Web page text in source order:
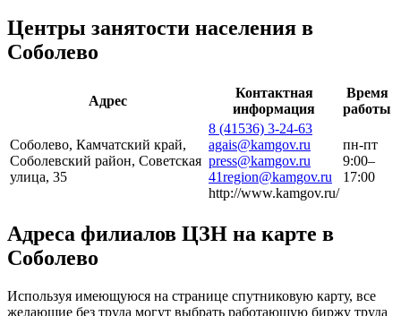
Центры занятости населения в
Соболево
Адрес
Контактная
информация
Время
работы
Соболево, Камчатский край,
Соболевский район, Советская
улица, 35
8 (41536) 3-24-63
agais@kamgov.ru
press@kamgov.ru
41region@kamgov.ru
http://www.kamgov.ru/
пн-пт
9:00–
17:00
Адреса филиалов ЦЗН на карте в
Соболево
Используя имеющуюся на странице спутниковую карту, все
желающие без труда могут выбрать работающую биржу труда